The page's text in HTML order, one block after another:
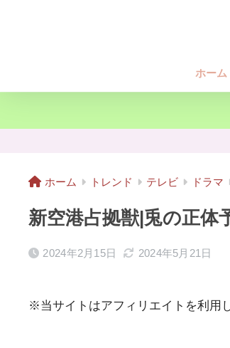
ホーム
ホーム トレンド テレビ ドラマ
新空港占拠獣|兎の正
2024年2月15日 2024年5月21日
※当サイトはアフィリエイトを利用